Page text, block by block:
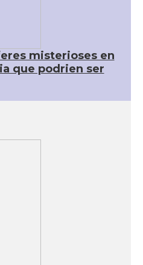
misterioses en
que podrien ser